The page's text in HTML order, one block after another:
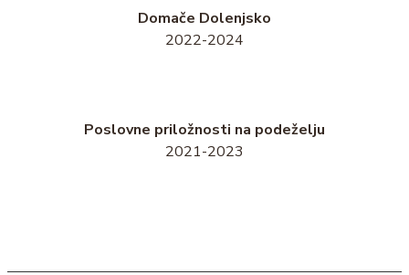
Domače Dolenjsko
2022-2024
Poslovne priložnosti na podeželju
2021-2023